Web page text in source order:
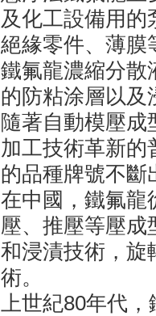
及化工設備用的
絕緣零件、薄膜
鐵氟龍濃縮分散
的防粘涂層以及
隨著自動模壓
加工技術革新的
的品種牌號不斷
在中國，鐵氟龍
壓、推壓等壓成
和浸漬技術，旋
術。
上世紀80年代